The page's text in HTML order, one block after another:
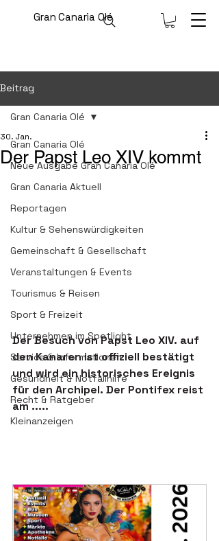
Gran Canaria Olé
Beitrag
Gran Canaria Olé
Neue Ausgabe Gran Canaria Olé
Gran Canaria Aktuell
Reportagen
Kultur & Sehenswürdigkeiten
Gemeinschaft & Gesellschaft
Veranstaltungen & Events
Tourismus & Reisen
Sport & Freizeit
Unternehmen im Spotlight
Service & Informationen
Gesundheit & Notfallhilfe
Recht & Ratgeber
Kleinanzeigen
Gran Canaria Olé
Der Papst Leo XIV kommt
30. Jan.
Der Besuch von Papst Leo XIV. auf
den Kanaren ist offiziell bestätigt
und wird ein historisches Ereignis
für den Archipel. Der Pontifex reist
am .....